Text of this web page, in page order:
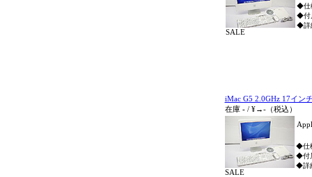
SALE
◆仕
◆付
◆詳
iMac G5 2.0GHz 17イン
在庫 -/ ¥→-（税込）
SALE
◆仕
◆付
◆詳